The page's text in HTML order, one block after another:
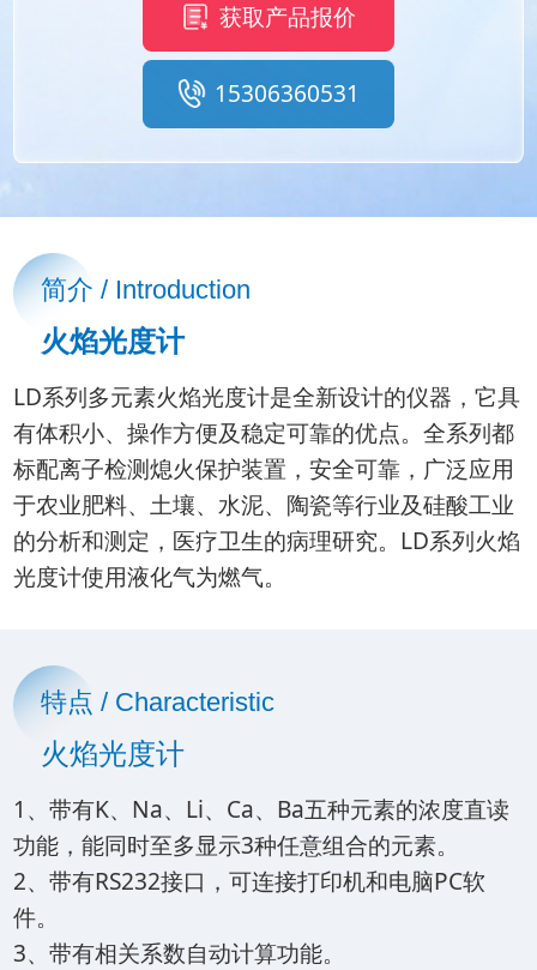
获取产品报价
15306360531
简介 / Introduction
火焰光度计
LD系列多元素火焰光度计是全新设计的仪器，它具
有体积小、操作方便及稳定可靠的优点。全系列都
标配离子检测熄火保护装置，安全可靠，广泛应用
于农业肥料、土壤、水泥、陶瓷等行业及硅酸工业
的分析和测定，医疗卫生的病理研究。LD系列火焰
光度计使用液化气为燃气。
特点 / Characteristic
火焰光度计
1、带有K、Na、Li、Ca、Ba五种元素的浓度直读
功能，能同时至多显示3种任意组合的元素。
2、带有RS232接口，可连接打印机和电脑PC软
件。
3、带有相关系数自动计算功能。